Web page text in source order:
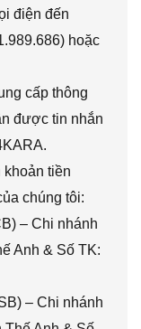
điện đến
hoặc
cấp thông
được tin nhắn
tiền
chúng tôi:
– Chi nhánh
Anh & Số TK:
– Chi nhánh